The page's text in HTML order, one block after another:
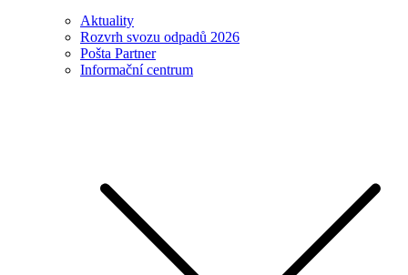
Aktuality
Rozvrh svozu odpadů 2026
Pošta Partner
Informační centrum